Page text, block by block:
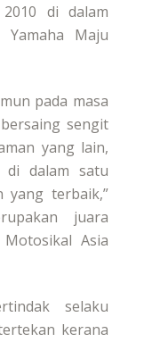
di dalam
Yamaha Maju
pada masa
sengit
yang lain,
di dalam satu
yang terbaik,”
juara
Asia
selaku
kerana